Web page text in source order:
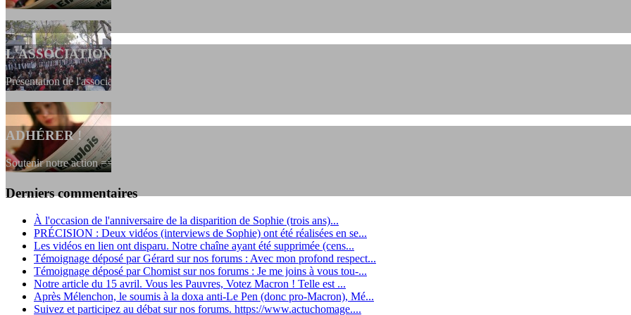
L'ASSOCIATION
Présentation de l'association et de sa charte qui encadre nos actions et engagements depuis 2004.
ADHÉRER !
Soutenir notre action ==> Si vous souhaitez adhérer à l’association, vous pouvez le faire par mail ou par écrit en copiant-collant le bulletin
LES FONDATEURS
En 2004, une dizaine de personnes contribuèrent au lancement de l'association. Elles furent plusieurs centaines à s'investir parfois au
Derniers commentaires
À l'occasion de l'anniversaire de la disparition de Sophie (trois ans)...
PRÉCISION : Deux vidéos (interviews de Sophie) ont été réalisées en se...
Les vidéos en lien ont disparu. Notre chaîne ayant été supprimée (cens...
Témoignage déposé par Gérard sur nos forums : Avec mon profond respect...
Témoignage déposé par Chomist sur nos forums : Je me joins à vous tou-...
Notre article du 15 avril. Vous les Pauvres, Votez Macron ! Telle est ...
Après Mélenchon, le soumis à la doxa anti-Le Pen (donc pro-Macron), Mé...
Suivez et participez au débat sur nos forums. https://www.actuchomage....